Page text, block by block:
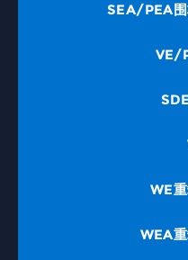
SEA/PEA围
VE/
WE
WEA